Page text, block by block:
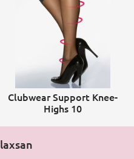
Clubwear Support Knee-
Highs 10